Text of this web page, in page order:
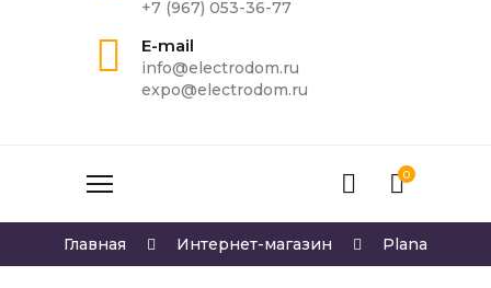
+7 (967) 053-36-77
E-mail
info@electrodom.ru
expo@electrodom.ru
0
Главная Интернет-магазин Plana